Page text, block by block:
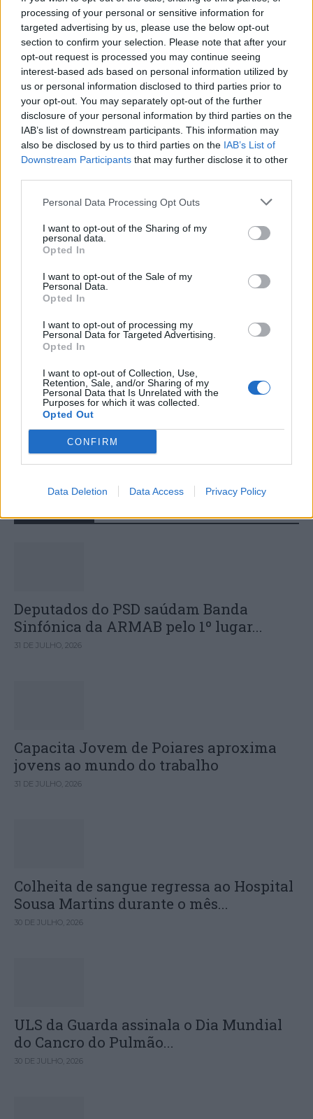
processing of your personal or sensitive information for
targeted advertising by us, please use the below opt-out
section to confirm your selection. Please note that after your
opt-out request is processed you may continue seeing
interest-based ads based on personal information utilized by
us or personal information disclosed to third parties prior to
your opt-out. You may separately opt-out of the further
disclosure of your personal information by third parties on the
IAB’s list of downstream participants. This information may
also be disclosed by us to third parties on the IAB’s List of
Downstream Participants that may further disclose it to other
Personal Data Processing Opt Outs
I want to opt-out of the Sharing of my
personal data.
Opted In
I want to opt-out of the Sale of my
Personal Data.
Opted In
I want to opt-out of processing my
Personal Data for Targeted Advertising.
Opted In
I want to opt-out of Collection, Use,
Retention, Sale, and/or Sharing of my
Personal Data that Is Unrelated with the
Purposes for which it was collected.
Opted Out
CONFIRM
Data Deletion Data Access Privacy Policy
Deputados do PSD saúdam Banda
Sinfónica da ARMAB pelo 1º lugar no
certame internacional de Valência
Capacita Jovem de Poiares aproxima
Colheita de sangue regressa ao
Hospital Sousa Martins durante o mês
de agosto
Deputados do PSD saúdam Banda
Sinfónica da ARMAB pelo 1º lugar...
31 DE JULHO, 2026
Capacita Jovem de Poiares aproxima
jovens ao mundo do trabalho
31 DE JULHO, 2026
Colheita de sangue regressa ao Hospital
Sousa Martins durante o mês...
30 DE JULHO, 2026
ULS da Guarda assinala o Dia Mundial
do Cancro do Pulmão...
30 DE JULHO, 2026